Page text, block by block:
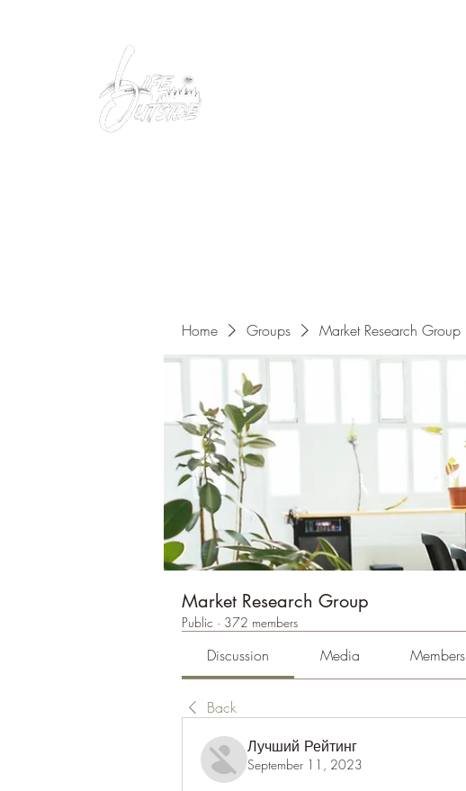
Home Groups Market Research Group
Market Research Group
Public · 372 members
Discussion Media Members
Back
Лучший Рейтинг
September 11, 2023